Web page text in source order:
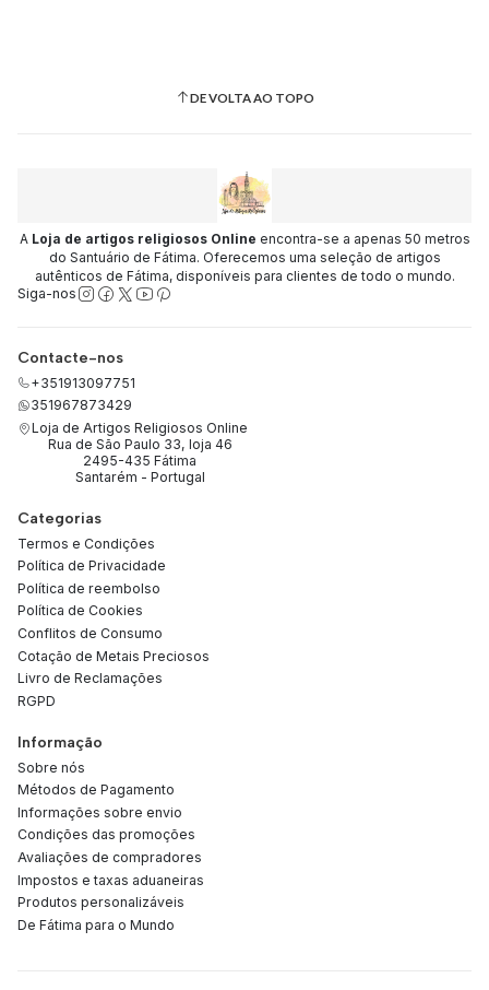
DE VOLTA AO TOPO
A Loja de artigos religiosos Online encontra-se a apenas 50 metros
do Santuário de Fátima. Oferecemos uma seleção de artigos
autênticos de Fátima, disponíveis para clientes de todo o mundo.
Siga-nos
Contacte-nos
+351913097751
351967873429
Loja de Artigos Religiosos Online
Rua de São Paulo 33, loja 46
2495-435 Fátima
Santarém - Portugal
Categorias
Termos e Condições
Política de Privacidade
Política de reembolso
Política de Cookies
Conflitos de Consumo
Cotação de Metais Preciosos
Livro de Reclamações
RGPD
Informação
Sobre nós
Métodos de Pagamento
Informações sobre envio
Condições das promoções
Avaliações de compradores
Impostos e taxas aduaneiras
Produtos personalizáveis
De Fátima para o Mundo